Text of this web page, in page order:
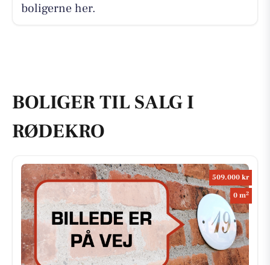
boligerne her.
BOLIGER TIL SALG I
RØDEKRO
509.000 kr
0 m2